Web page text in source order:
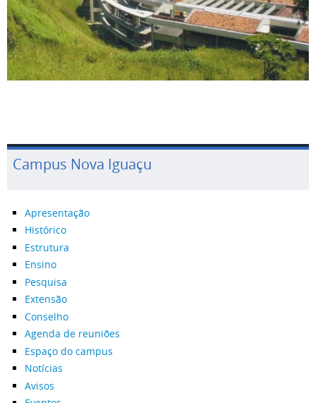
Campus Nova Iguaçu
Apresentação
Histórico
Estrutura
Ensino
Pesquisa
Extensão
Conselho
Agenda de reuniões
Espaço do campus
Notícias
Avisos